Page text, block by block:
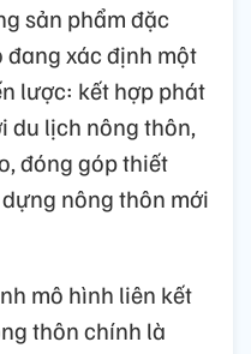
sản phẩm đặc
đang xác định một
lược: kết hợp phát
du lịch nông thôn,
đóng góp thiết
nông thôn mới
mô hình liên kết
thôn chính là